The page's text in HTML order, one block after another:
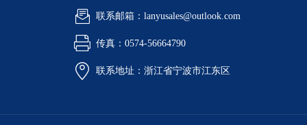
联系邮箱：lanyusales@outlook.com
传真：0574-56664790
联系地址：浙江省宁波市江东区